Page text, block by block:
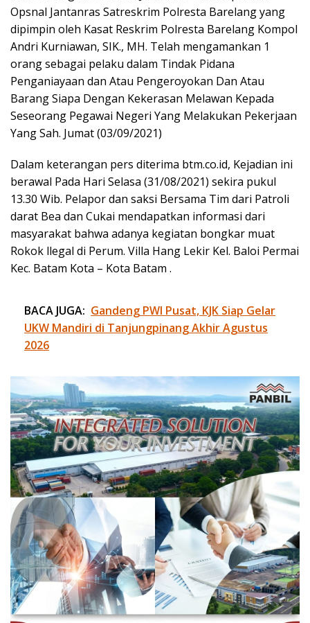
Opsnal Jantanras Satreskrim Polresta Barelang yang
dipimpin oleh Kasat Reskrim Polresta Barelang Kompol
Andri Kurniawan, SIK., MH. Telah mengamankan 1
orang sebagai pelaku dalam Tindak Pidana
Penganiayaan dan Atau Pengeroyokan Dan Atau
Barang Siapa Dengan Kekerasan Melawan Kepada
Seseorang Pegawai Negeri Yang Melakukan Pekerjaan
Yang Sah. Jumat (03/09/2021)
Dalam keterangan pers diterima btm.co.id, Kejadian ini
berawal Pada Hari Selasa (31/08/2021) sekira pukul
13.30 Wib. Pelapor dan saksi Bersama Tim dari Patroli
darat Bea dan Cukai mendapatkan informasi dari
masyarakat bahwa adanya kegiatan bongkar muat
Rokok llegal di Perum. Villa Hang Lekir Kel. Baloi Permai
Kec. Batam Kota – Kota Batam .
BACA JUGA: Gandeng PWI Pusat, KJK Siap Gelar
UKW Mandiri di Tanjungpinang Akhir Agustus
2026